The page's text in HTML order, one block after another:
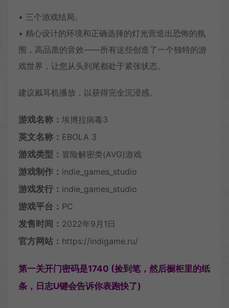
• 三个游戏结局。
• 精心设计的环境和正确选择的灯光营造出恐怖的氛
围，高品质的音效——所有这些创造了一个独特的游
戏世界，让您从头到尾都处于紧张状态。
建议戴耳机播放，以获得完全沉浸感。
游戏名称： 埃博拉病毒3
英文名称： EBOLA 3
游戏类型： 冒险解密类(AVG)游戏
游戏制作： indie_games_studio
游戏发行： indie_games_studio
游戏平台： PC
发售时间： 2022年9月1日
官方网站： https://indigame.ru/
第一关开门密码是1740 (捡到笔，然后橱柜里的纸
条，日志U键会告诉你表跑快了)